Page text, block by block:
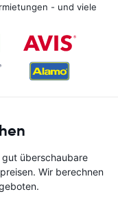
- und viele
überschaubare
Wir berechnen